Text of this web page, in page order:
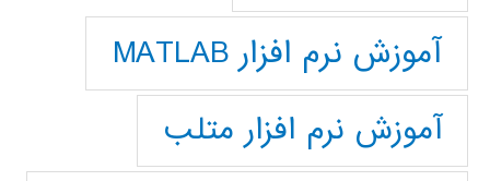
آموزش نرم افزار MATLAB
آموزش نرم افزار متلب